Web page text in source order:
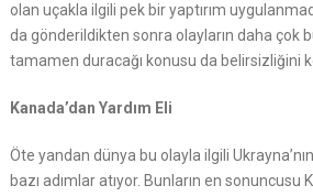
olan uçakla ilgili pek bir yaptırım
da gönderildikten sonra olayların daha çok
tamamen duracağı konusu da belirsizliğini
Kanada’dan Yardım Eli
Öte yandan dünya bu olayla ilgili
bazı adımlar atıyor. Bunların en sonuncusu